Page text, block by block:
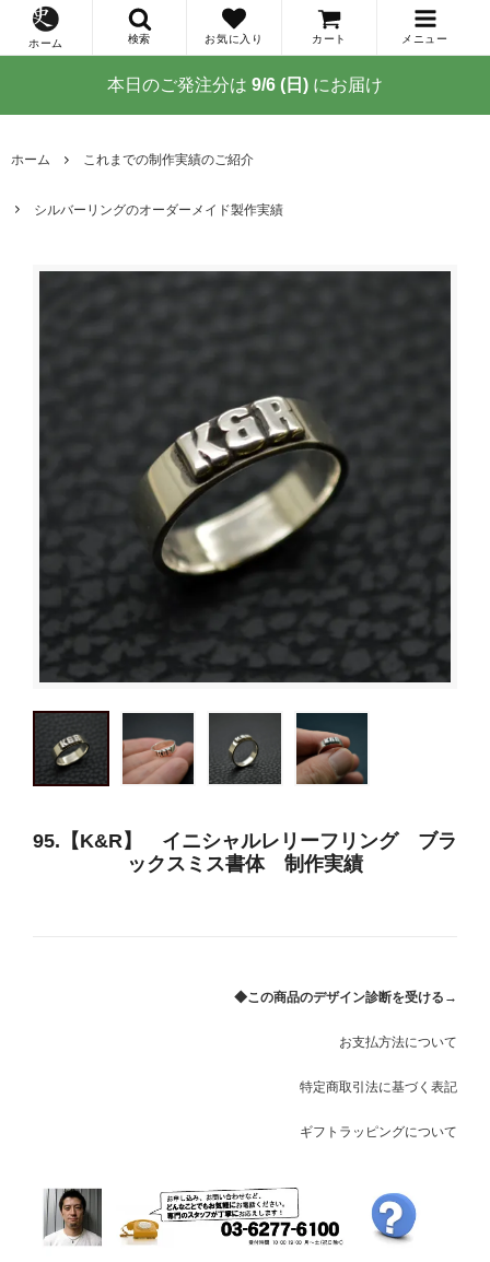
ホーム 検索 お気に入り カート メニュー
本日のご発注分は 9/6 (日) にお届け
ホーム これまでの制作実績のご紹介
シルバーリングのオーダーメイド製作実績
95.【K&R】 イニシャルレリーフリング ブラ
ックスミス書体 制作実績
◆この商品のデザイン診断を受ける→
お支払方法について
特定商取引法に基づく表記
ギフトラッピングについて